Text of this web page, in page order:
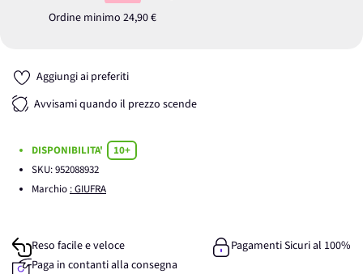
Ordine minimo 24,90 €
Aggiungi ai preferiti
Avvisami quando il prezzo scende
DISPONIBILITA'
10+
SKU:952088932
Marchio : GIUFRA
Reso facile e veloce
Pagamenti Sicuri al 100%
Paga in contanti alla consegna